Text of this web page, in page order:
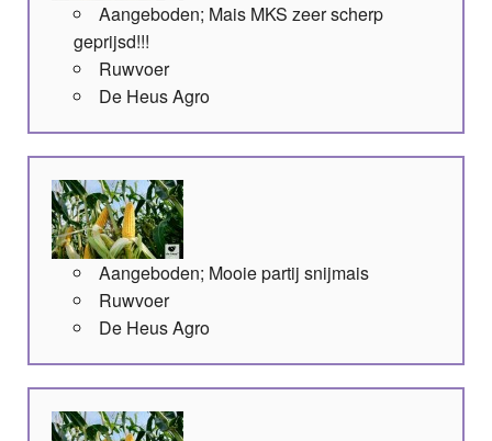
Aangeboden; Mais MKS zeer scherp
geprijsd!!!
Ruwvoer
De Heus Agro
Aangeboden; Mooie partij snijmais
Ruwvoer
De Heus Agro